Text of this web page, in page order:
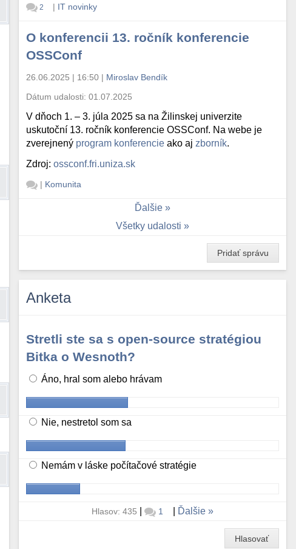
2 | IT novinky
O konferencii 13. ročník konferencie
OSSConf
26.06.2025 | 16:50 | Miroslav Bendík
Dátum udalosti:01.07.2025
V dňoch 1. – 3. júla 2025 sa na Žilinskej univerzite
uskutoční 13. ročník konferencie OSSConf. Na webe je
zverejnený program konferencie ako aj zborník.
Zdroj:ossconf.fri.uniza.sk
| Komunita
Ďalšie
Všetky udalosti
Pridať správu
Anketa
Stretli ste sa s open-source stratégiou
Bitka o Wesnoth?
Áno, hral som alebo hrávam
Nie, nestretol som sa
Nemám v láske počítačové stratégie
Hlasov: 435 | 1 Ďalšie
Hlasovať